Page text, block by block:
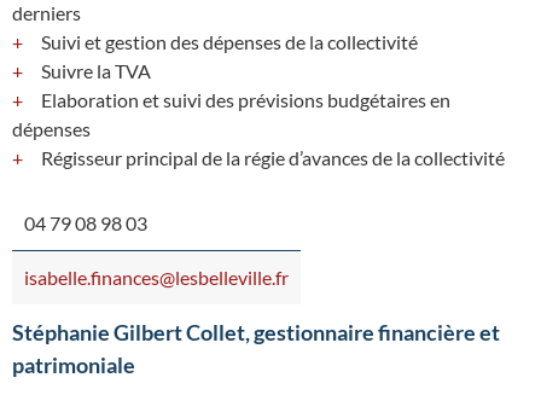
derniers
Suivi et gestion des dépenses de la collectivité
Suivre la TVA
Elaboration et suivi des prévisions budgétaires en
dépenses
Régisseur principal de la régie d’avances de la collectivité
04 79 08 98 03
isabelle.finances@lesbelleville.fr
Stéphanie Gilbert Collet, gestionnaire financière et
patrimoniale